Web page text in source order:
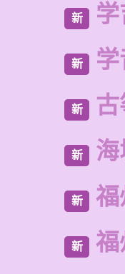
新
新
新
新
新 福
新 福